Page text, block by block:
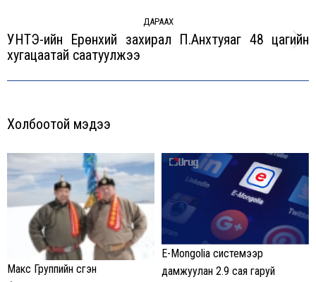
ДАРААХ
Next
УНТЭ-ийн Ерөнхий захирал П.Анхтуяаг 48 цагийн
хугацаатай саатуулжээ
Холбоотой мэдээ
Макс Группийн үүсгэн
E-Mongolia системээр
дамжуулан 2.9 сая гаруй